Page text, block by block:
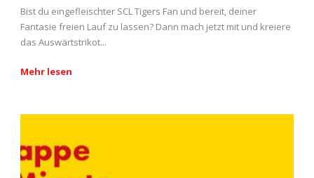
Bist du eingefleischter SCL Tigers Fan und bereit, deiner
Fantasie freien Lauf zu lassen? Dann mach jetzt mit und kreiere
das Auswärtstrikot...
Mehr lesen